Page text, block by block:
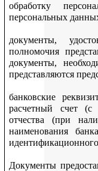
обработку
персональных
документы,
полномочия
документы,
представляются
банковские
расчетный счет (с
отчества (при
наименования
Документы